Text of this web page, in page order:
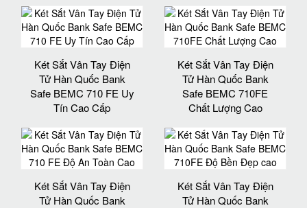
Két Sắt Vân Tay Điện
Tử Hàn Quốc Bank
Safe BEMC 710 FE Uy
Tín Cao Cấp
Két Sắt Vân Tay Điện
Tử Hàn Quốc Bank
Safe BEMC 710FE
Chất Lượng Cao
Két Sắt Vân Tay Điện
Tử Hàn Quốc Bank
Két Sắt Vân Tay Điện
Tử Hàn Quốc Bank